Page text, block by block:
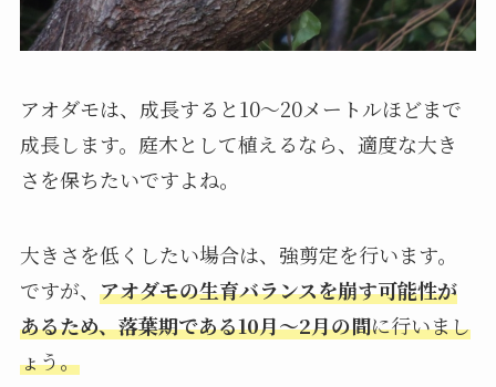
アオダモは、成長すると10～20メートルほどまで
成長します。庭木として植えるなら、適度な大き
さを保ちたいですよね。
大きさを低くしたい場合は、強剪定を行います。
ですが、 アオダモの生育バランスを崩す可能性が
あるため、落葉期である10月〜2月の間に行いまし
ょう。